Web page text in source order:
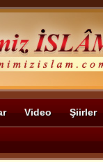
Video Şiirler